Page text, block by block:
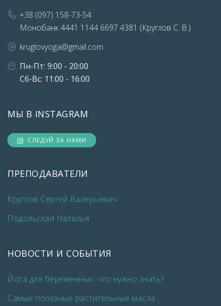
+38 (097) 158-73-54
Монобанк 4441 1144 6697 4381 (Круглов С. В.)
kruglovyoga@gmail.com
Пн-Пт: 9:00 - 20:00
Сб-Вс: 11:00 - 16:00
МЫ В INSTAGRAM
СЛЕДУЙ ЗА НАМИ
ПРЕПОДАВАТЕЛИ
Круглов Сергей Валерьевич
Подольская Наталья
НОВОСТИ И СОБЫТИЯ
Йога для беременных: что нужно знать?
Самые полезные растительные масла